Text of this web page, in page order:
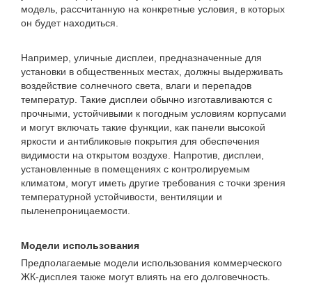
модель, рассчитанную на конкретные условия, в которых
он будет находиться.
Например, уличные дисплеи, предназначенные для
установки в общественных местах, должны выдерживать
воздействие солнечного света, влаги и перепадов
температур. Такие дисплеи обычно изготавливаются с
прочными, устойчивыми к погодным условиям корпусами
и могут включать такие функции, как панели высокой
яркости и антибликовые покрытия для обеспечения
видимости на открытом воздухе. Напротив, дисплеи,
установленные в помещениях с контролируемым
климатом, могут иметь другие требования с точки зрения
температурной устойчивости, вентиляции и
пыленепроницаемости.
Модели использования
Предполагаемые модели использования коммерческого
ЖК-дисплея также могут влиять на его долговечность.